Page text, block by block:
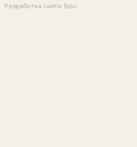
Разработка сайта: Бро.